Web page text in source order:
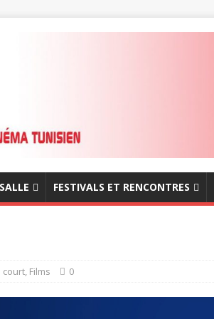
FESTIVALS ET RENCONTRES
court, Films 0